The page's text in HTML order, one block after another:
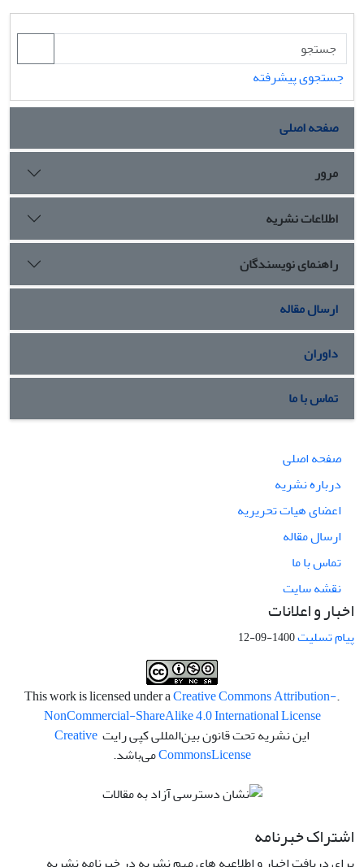
جستجوی پیشرفته
صفحه اصلی
مرور
اطلاعات نشریه
راهنمای نویسندگان
ارسال مقاله
داوران
تماس با ما
صفحه اصلی
درباره نشریه
اعضای هیات تحریریه
ارسال مقاله
تماس با ما
نقشه سایت
اخبار و اعلانات
پیام تسلیت1400-09-12
.This work is licensed under a
Creative Commons Attribution-
NonCommercial-ShareAlike 4.0 International License
این نشریه تحت قانون بین‌المللی کپی رایت Creative
CommonsLicense می‌باشد.
اشتراک خبرنامه